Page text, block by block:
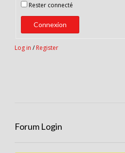
Rester connecté
Connexion
Log in / Register
Forum Login